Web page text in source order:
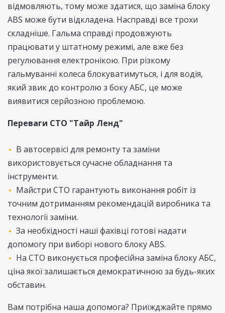
відмовляють, тому може здатися, що заміна блоку
ABS може бути відкладена. Насправді все трохи
складніше. Гальма справді продовжують
працювати у штатному режимі, але вже без
регулювання електронікою. При різкому
гальмуванні колеса блокуватимуться, і для водія,
який звик до контролю з боку АБС, це може
виявитися серйозною проблемою.
Переваги СТО "Тайр Ленд"
В автосервісі для ремонту та заміни
використовується сучасне обладнання та
інструменти.
Майстри СТО гарантують виконання робіт із
точним дотриманням рекомендацій виробника та
технології заміни.
За необхідності наші фахівці готові надати
допомогу при виборі нового блоку ABS.
На СТО виконується професійна заміна блоку АБС,
ціна якої залишається демократичною за будь-яких
обставин.
Вам потрібна наша допомога? Приїжджайте прямо